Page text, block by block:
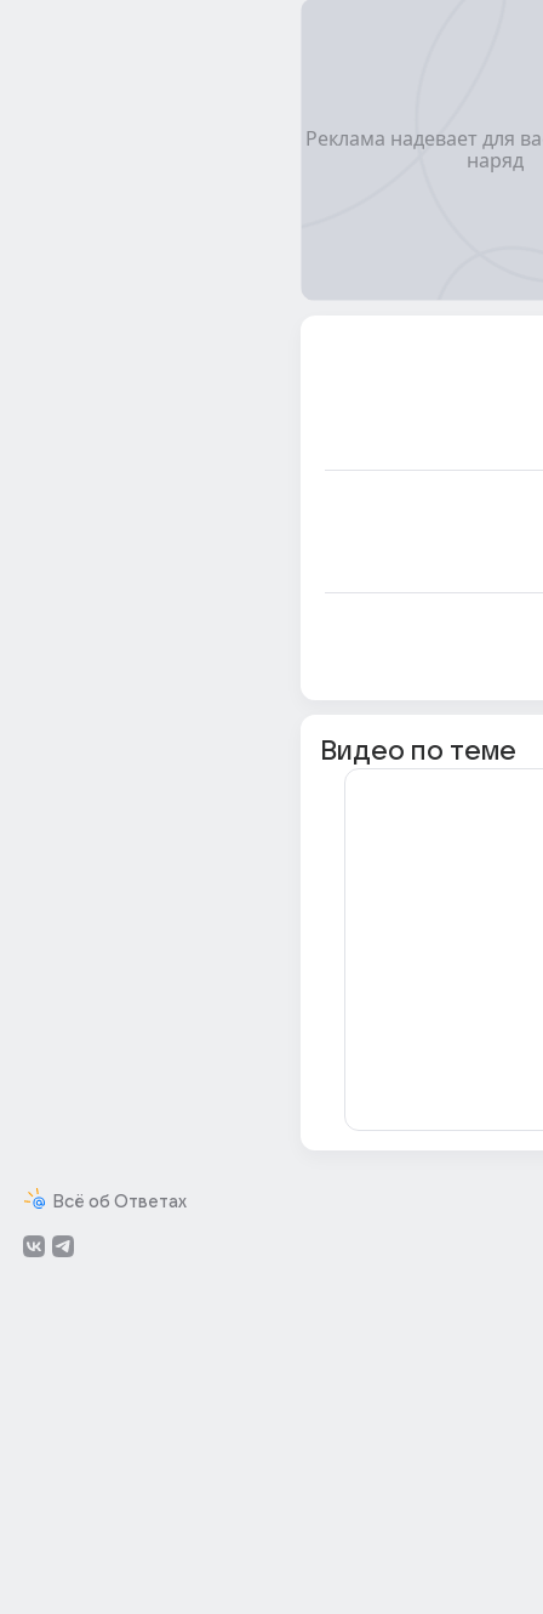
Всё об Ответах
Видео по теме